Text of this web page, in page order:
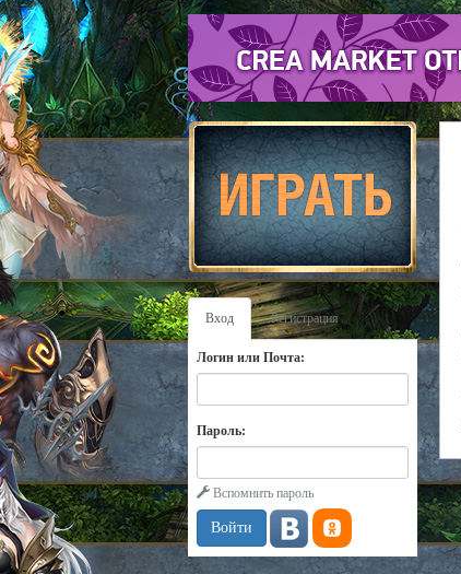
Вход Регистрация
Логин или Почта:
Пароль:
Вспомнить пароль